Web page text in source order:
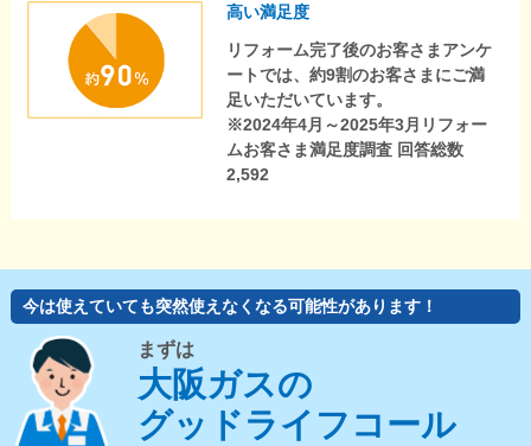
高い満足度
リフォーム完了後のお客さまアンケ
ートでは、約9割のお客さまにご満
足いただいています。
※2024年4月～2025年3月リフォー
ムお客さま満足度調査 回答総数
2,592
今は使えていても突然使えなくなる可能性があります！
まずは
大阪ガスの
グッドライフコール